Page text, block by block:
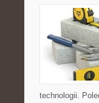
technologii.